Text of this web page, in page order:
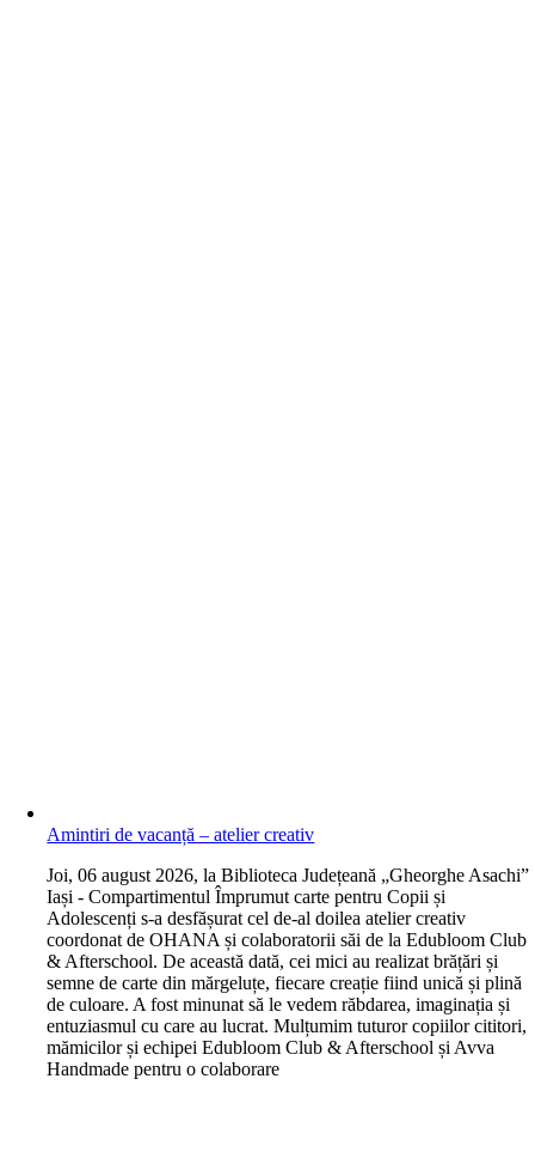
Amintiri de vacanță – atelier creativ
Joi, 06 august 2026, la Biblioteca Județeană „Gheorghe Asachi”
Iași - Compartimentul Împrumut carte pentru Copii și
Adolescenți s-a desfășurat cel de-al doilea atelier creativ
coordonat de OHANA și colaboratorii săi de la Edubloom Club
& Afterschool. De această dată, cei mici au realizat brățări și
semne de carte din mărgeluțe, fiecare creație fiind unică și plină
de culoare. A fost minunat să le vedem răbdarea, imaginația și
entuziasmul cu care au lucrat. Mulțumim tuturor copiilor cititori,
mămicilor și echipei Edubloom Club & Afterschool și Avva
Handmade pentru o colaborare